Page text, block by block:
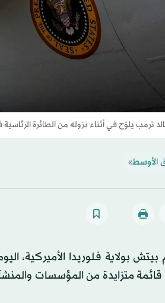
ترمب يلوّح في أثناء نزوله من الطائرة
الأوسط»
بيتش بولاية فلوريدا الأميركية،
متزايدة من المؤسسات